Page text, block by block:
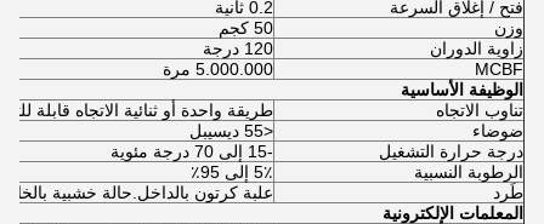
فتح / إغلاق السرعة
0.2 ثانية
وزن
50 كجم
زاوية الدوران
120 درجة
MCBF
5.000.000 مرة
الوظيفة الأساسية
تناوب الاتجاه
طريقة واحدة أو ثنائية الاتجاه قابلة
ضوضاء
<55 ديسيبل
درجة حرارة التشغيل
-15 إلى 70 درجة مئوية
الرطوبة النسبية
5٪ إلى 95٪
طَرد
علبة كرتون بالداخل.حالة خشبية
المعلمات الإلكترونية